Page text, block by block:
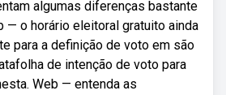
algumas diferenças bastante
— o horário eleitoral gratuito ainda
para a definição de voto em são
de intenção de voto para
Web — entenda as